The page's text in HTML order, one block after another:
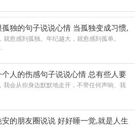
独的句子说说心情 当孤独变成习惯,
有人陪伴
就愈感到孤独。年纪越大，就愈感到孤单。
个人的伤感句子说说心情 总有些人要
我会从你身边默默地走开，不带任何声响、我
安的朋友圈说说 好好睡一觉,就是人生